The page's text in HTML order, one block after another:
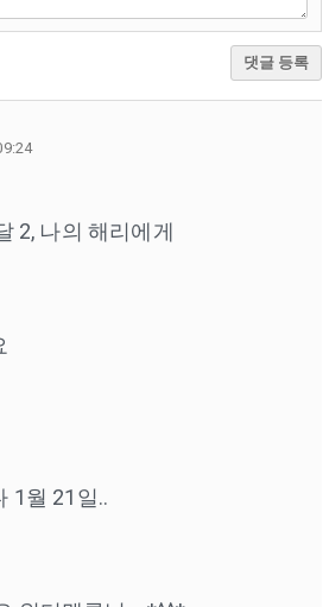
댓글 등록
2, 나의 해리에게
1월 21일..